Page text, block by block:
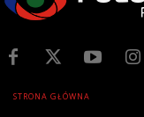
STRONA GŁÓWNA